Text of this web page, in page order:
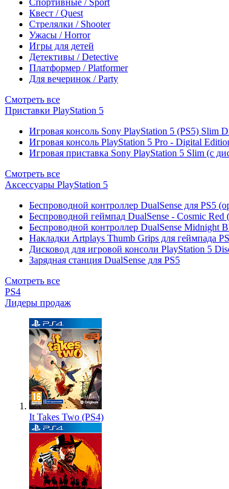
Спортивные / Sport
Квест / Quest
Стрелялки / Shooter
Ужасы / Horror
Игры для детей
Детективы / Detective
Платформер / Platformer
Для вечеринок / Party
Смотреть все
Приставки PlayStation 5
Игровая консоль Sony PlayStation 5 (PS5) Slim
Игровая консоль PlayStation 5 Pro - Digital
Игровая приставка Sony PlayStation 5 Slim (с
Смотреть все
Аксессуары PlayStation 5
Беспроводной контроллер DualSense для PS5
Беспроводной геймпад DualSense - Cosmic
Беспроводной контроллер DualSense Midnight
Накладки Artplays Thumb Grips для геймпада
Дисковод для игровой консоли PlayStation 5
Зарядная станция DualSense для PS5
Смотреть все
PS4
Лидеры продаж
It Takes Two (PS4)